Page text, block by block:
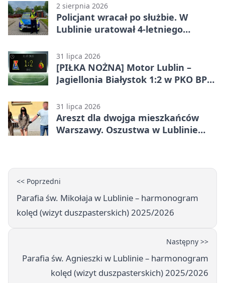
2 sierpnia 2026
Policjant wracał po służbie. W
Lublinie uratował 4-letniego
31 lipca 2026
[PIŁKA NOŻNA] Motor Lublin –
Jagiellonia Białystok 1:2 w PKO BP
zabrał gospodarzom remis
31 lipca 2026
Areszt dla dwojga mieszkańców
Warszawy. Oszustwa w Lublinie
<< Poprzedni
Parafia św. Mikołaja w Lublinie – harmonogram
kolęd (wizyt duszpasterskich) 2025/2026
Następny >>
Parafia św. Agnieszki w Lublinie – harmonogram
kolęd (wizyt duszpasterskich) 2025/2026